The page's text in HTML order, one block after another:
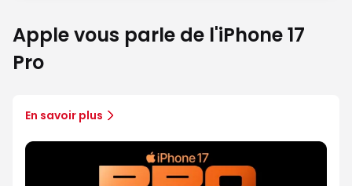
Apple vous parle de l'iPhone 17
Pro
En savoir plus